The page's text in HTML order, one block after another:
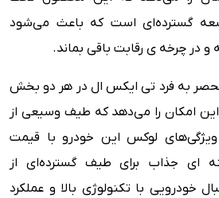
گسترده‌ای است که باعث می‌شود
و در چرخه ی رقابت باقی بماند.
به فرد تی ایکس ال در هر دو بخش
امکان را می‌دهد که طیف وسیعی از
لوکس این خودرو با قیمت
ای جذاب برای طیف گسترده‌ای از
خودرویی با تکنولوژی بالا و عملکرد